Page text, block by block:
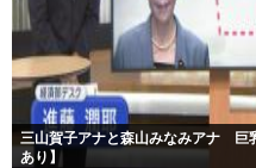
三山賀子アナと森山みなみアナ 巨
あり】